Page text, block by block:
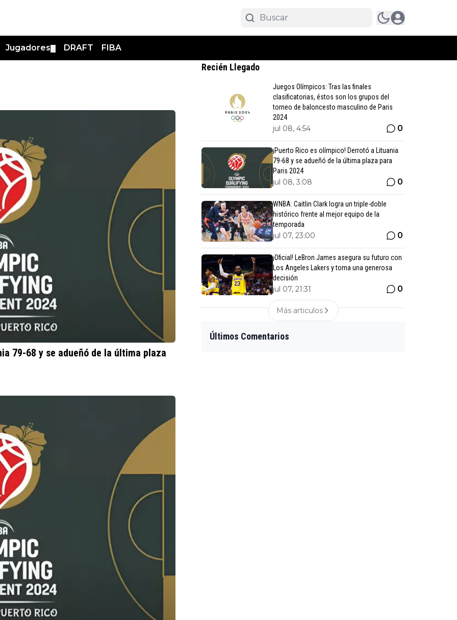
Jugadores DRAFT FIBA
79-68 y se adueñó de la última plaza
Recién Llegado
Juegos Olímpicos: Tras las finales
clasificatorias, éstos son los grupos del
torneo de baloncesto masculino de Paris
2024
jul 08, 4:54 0
¡Puerto Rico es olímpico! Derrotó a Lituania
79-68 y se adueñó de la última plaza para
Paris 2024
jul 08, 3:08 0
WNBA: Caitlin Clark logra un triple-doble
histórico frente al mejor equipo de la
temporada
jul 07, 23:00 0
¡Oficial! LeBron James asegura su futuro con
Los Angeles Lakers y toma una generosa
decisión
jul 07, 21:31 0
Más articulos
Últimos Comentarios